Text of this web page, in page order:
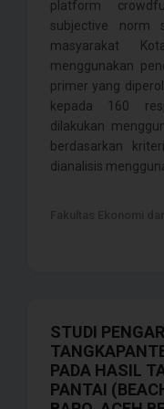
platform
subjective norm
masyarakat
menggunakan
primer yang
kepada 160
dilakukan
berdasarkan
dianalisis
STUDI
PADA HASIL
PANTAI